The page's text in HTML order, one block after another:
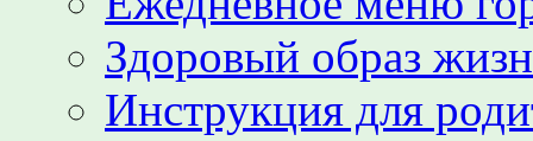
Здоровый образ
Инструкция для